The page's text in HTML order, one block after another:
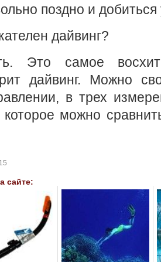
поздно и добиться
дайвинг?
Это самое
дайвинг. Можно
в трех
можно
сайте: